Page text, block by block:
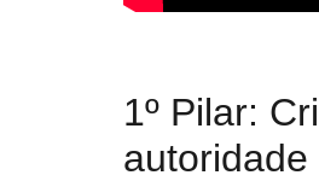
1º Pilar: